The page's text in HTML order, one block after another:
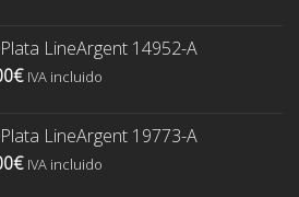
es:
70,00€.
LineArgent 14952-A
€El
es:
70,00€.
IVA incluido
LineArgent 19773-A
€ElIVA incluido